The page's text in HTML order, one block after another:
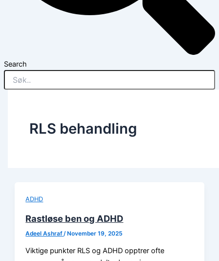
Search
RLS behandling
ADHD
Rastløse ben og ADHD
Adeel Ashraf /November 19, 2025
Viktige punkter RLS og ADHD opptrer ofte